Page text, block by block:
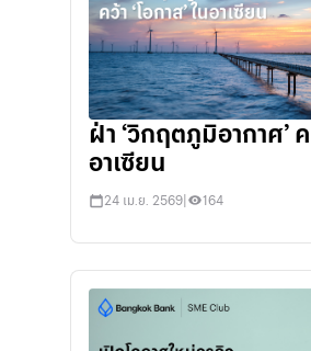
ฝ่า ‘วิกฤตภูมิอากาศ’ ค
อาเซียน
24 เม.ย. 2569| 164